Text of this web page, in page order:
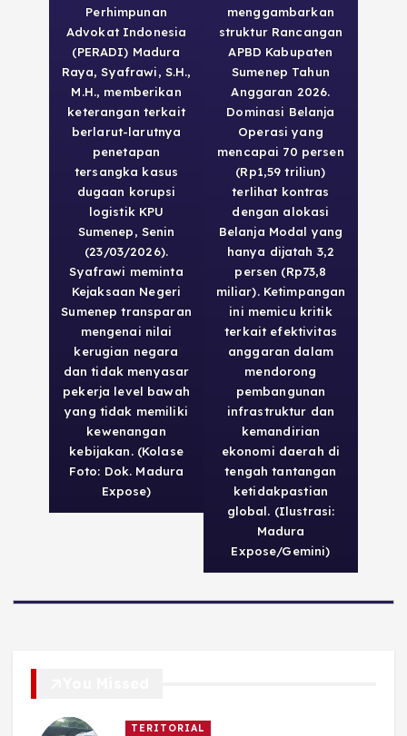
Perhimpunan
Advokat Indonesia
(PERADI) Madura
Raya, Syafrawi, S.H.,
M.H., memberikan
keterangan terkait
berlarut-larutnya
penetapan
tersangka kasus
dugaan korupsi
logistik KPU
Sumenep, Senin
(23/03/2026).
Syafrawi meminta
Kejaksaan Negeri
Sumenep transparan
mengenai nilai
kerugian negara
dan tidak menyasar
pekerja level bawah
yang tidak memiliki
kewenangan
kebijakan. (Kolase
Foto: Dok. Madura
Expose)
menggambarkan
struktur Rancangan
APBD Kabupaten
Sumenep Tahun
Anggaran 2026.
Dominasi Belanja
Operasi yang
mencapai 70 persen
(Rp1,59 triliun)
terlihat kontras
dengan alokasi
Belanja Modal yang
hanya dijatah 3,2
persen (Rp73,8
miliar). Ketimpangan
ini memicu kritik
terkait efektivitas
anggaran dalam
mendorong
pembangunan
infrastruktur dan
kemandirian
ekonomi daerah di
tengah tantangan
ketidakpastian
global. (Ilustrasi:
Madura
Expose/Gemini)
TERITORIAL